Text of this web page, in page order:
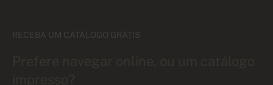
RECEBA UM CATÁLOGO GRÁTIS